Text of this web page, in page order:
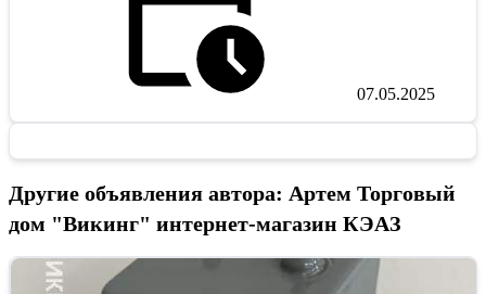
07.05.2025
Другие объявления автора: Артем Торговый
дом "Викинг" интернет-магазин КЭАЗ